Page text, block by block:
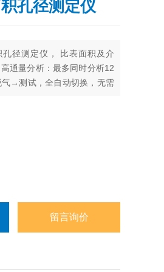
孔径测定仪
径测定仪， 比表面积及介
通量分析：最多同时分析12
→测试，全自动切换，无需
50nm、大孔：50-500nm，
海外，获得多项国内技术,。
留言询价